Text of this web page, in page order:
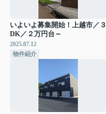
いよいよ募集開始！上越市／３
DK／２万円台～
2025.07.12
物件紹介